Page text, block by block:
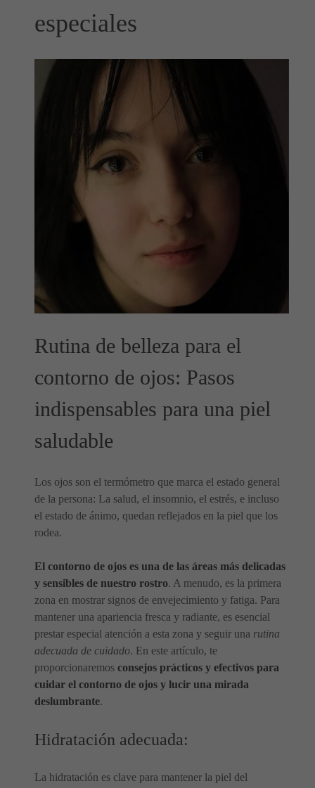
especiales
Rutina de belleza para el
contorno de ojos: Pasos
indispensables para una piel
saludable
Los ojos son el termómetro que marca el estado general
de la persona: La salud, el insomnio, el estrés, e incluso
el estado de ánimo, quedan reflejados en la piel que los
rodea.
El contorno de ojos es una de las áreas más delicadas
y sensibles de nuestro rostro. A menudo, es la primera
zona en mostrar signos de envejecimiento y fatiga. Para
mantener una apariencia fresca y radiante, es esencial
prestar especial atención a esta zona y seguir una rutina
adecuada de cuidado. En este artículo, te
proporcionaremos consejos prácticos y efectivos para
cuidar el contorno de ojos y lucir una mirada
deslumbrante.
Hidratación adecuada:
La hidratación es clave para mantener la piel del